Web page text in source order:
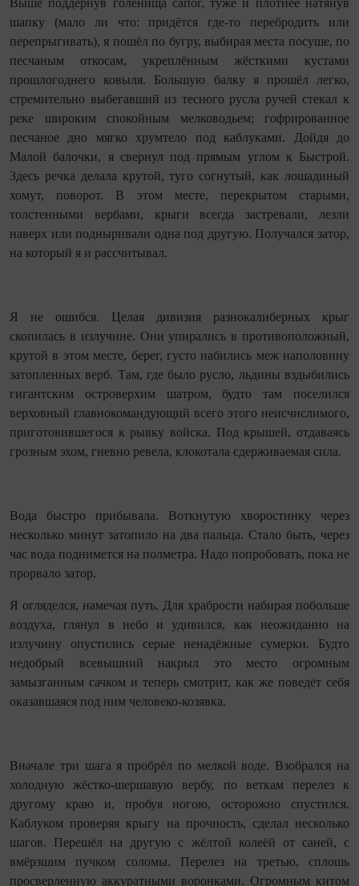
Выше поддёрнув голенища сапог, туже и плотнее натянув
шапку (мало ли что: придётся где‑то перебродить или
перепрыгивать), я пошёл по бугру, выбирая места посуше, по
песчаным откосам, укреплённым жёсткими кустами
прошлогоднего ковыля. Большую балку я прошёл легко,
стремительно выбегавший из тесного русла ручей стекал к
реке широким спокойным мелководьем; гофрированное
песчаное дно мягко хрумтело под каблуками. Дойдя до
Малой балочки, я свернул под прямым углом к Быстрой.
Здесь речка делала крутой, туго согнутый, как лошадиный
хомут, поворот. В этом месте, перекрытом старыми,
толстенными вербами, крыги всегда застревали, лезли
наверх или подныривали одна под другую. Получался затор,
на который я и рассчитывал.
Я не ошибся. Целая дивизия разнокалиберных крыг
скопилась в излучине. Они упирались в противоположный,
крутой в этом месте, берег, густо набились меж наполовину
затопленных верб. Там, где было русло, льдины вздыбились
гигантским островерхим шатром, будто там поселился
верховный главнокомандующий всего этого неисчислимого,
приготовившегося к рывку войска. Под крышей, отдаваясь
грозным эхом, гневно ревела, клокотала сдерживаемая сила.
Вода быстро прибывала. Воткнутую хворостинку через
несколько минут затопило на два пальца. Стало быть, через
час вода поднимется на полметра. Надо попробовать, пока не
прорвало затор.
Я огляделся, намечая путь. Для храбрости набирая побольше
воздуха, глянул в небо и удивился, как неожиданно на
излучину опустились серые ненадёжные сумерки. Будто
недобрый всевышний накрыл это место огромным
замызганным сачком и теперь смотрит, как же поведёт себя
оказавшаяся под ним человеко‑козявка.
Вначале три шага я пробрёл по мелкой воде. Взобрался на
холодную жёстко‑шершавую вербу, по веткам перелез к
другому краю и, пробуя ногою, осторожно спустился.
Каблуком проверяя крыгу на прочность, сделал несколько
шагов. Перешёл на другую с жёлтой колеёй от саней, с
вмёрзшим пучком соломы. Перелез на третью, сплошь
просверленную аккуратными воронками. Огромным китом